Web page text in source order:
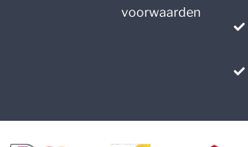
voorwaarden